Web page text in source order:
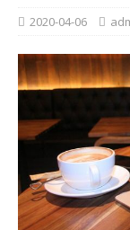
2020-04-06